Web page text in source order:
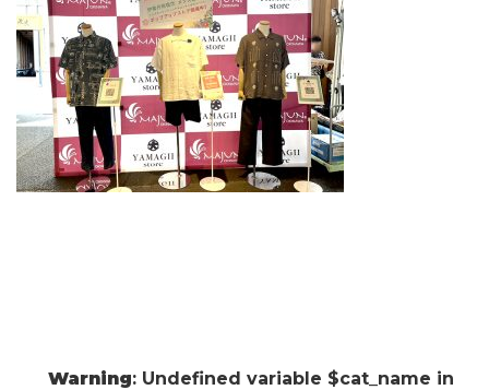
Warning: Undefined variable $cat_name in